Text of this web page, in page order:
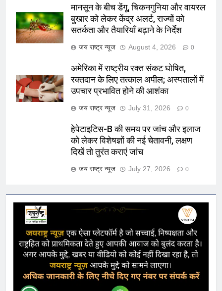
मानसून के बीच डेंगू, चिकनगुनिया और वायरल
बुखार को लेकर केंद्र अलर्ट, राज्यों को
सतर्कता और तैयारियाँ बढ़ाने के निर्देश
जय राष्ट्र न्यूज August 4, 2026 0
अमेरिका में राष्ट्रीय रक्त संकट घोषित,
रक्तदान के लिए तत्काल अपील; अस्पतालों में
उपचार प्रभावित होने की आशंका
जय राष्ट्र न्यूज July 31, 2026 0
हेपेटाइटिस-B की समय पर जांच और इलाज
को लेकर विशेषज्ञों की नई चेतावनी, लक्षण
दिखें तो तुरंत कराएं जांच
जय राष्ट्र न्यूज July 27, 2026 0